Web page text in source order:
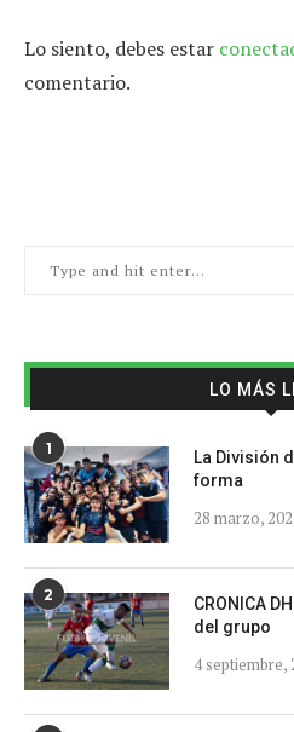
Lo siento, debes estar
comentario.
LO MÁS
1
La División
forma
28 marzo,
2
CRONICA
del grupo
4 septiembre,